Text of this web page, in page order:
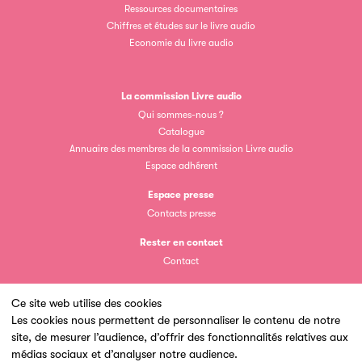
Ce site web utilise des cookies
Les cookies nous permettent de personnaliser le contenu de notre
site, de mesurer l’audience, d’offrir des fonctionnalités relatives aux
médias sociaux et d’analyser notre audience.
Ressources documentaires
Chiffres et études sur le livre audio
Economie du livre audio
La commission Livre audio
Qui sommes-nous ?
Catalogue
Annuaire des membres de la commission Livre audio
Espace adhérent
Espace presse
Contacts presse
Rester en contact
Contact
Un site du
Clic.EDIt, pour faciliter les échanges informatisés entre
Les petits champions de la lecture
Le jeu de lecture à voix haute gratuit et ouvert à tous les